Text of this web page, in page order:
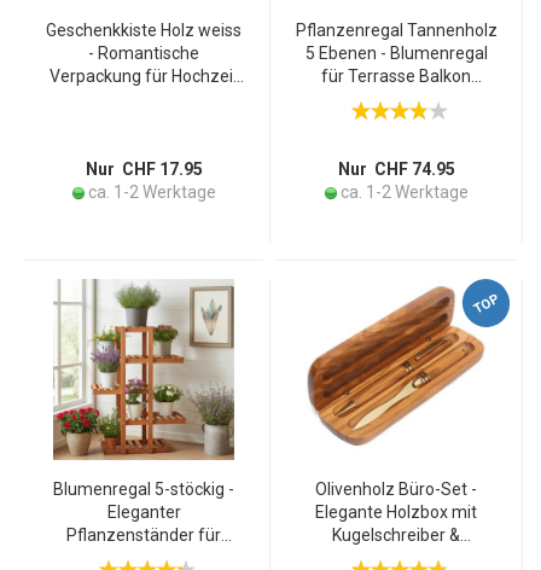
Geschenkkiste Holz weiss
- Romantische
Verpackung für Hochzeit
Liebesandenken
Nur CHF 17.95
ca. 1-2 Werktage
Pflanzenregal Tannenholz
5 Ebenen - Blumenregal
für Terrasse Balkon
Garten - Dunkelbraun
125x81x25cm - Robust &
Deko
Nur CHF 74.95
ca. 1-2 Werktage
Blumenregal 5-stöckig -
Eleganter
Pflanzenständer für
Garten & Balkon -
TOP
Olivenholz Büro-Set -
Elegante Holzbox mit
Kugelschreiber &
Brieföffner -